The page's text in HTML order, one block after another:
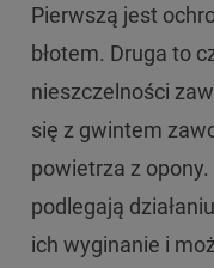
Pierwszą jest
błotem. Druga to
nieszczelności
się z gwintem
powietrza z
podlegają
ich wyginanie i